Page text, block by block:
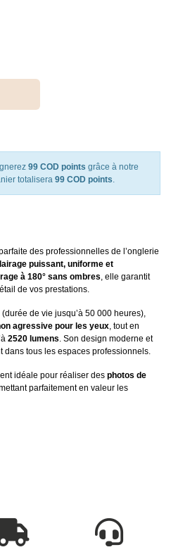
99 COD points grâce à notre
totalisera 99 COD points.
des professionnelles de l’onglerie
puissant, uniforme et
à 180° sans ombres, elle garantit
de vos prestations.
(durée de vie jusqu’à 50 000 heures),
agressive pour les yeux, tout en
2520 lumens. Son design moderne et
dans tous les espaces professionnels.
idéale pour réaliser des photos de
parfaitement en valeur les